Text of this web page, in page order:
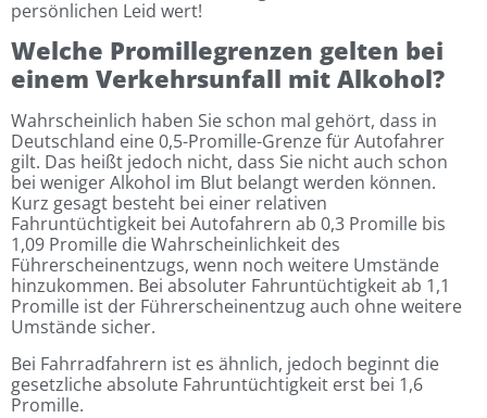
persönlichen Leid wert!
Welche Promillegrenzen gelten bei
einem Verkehrsunfall mit Alkohol?
Wahrscheinlich haben Sie schon mal gehört, dass in
Deutschland eine 0,5-Promille-Grenze für Autofahrer
gilt. Das heißt jedoch nicht, dass Sie nicht auch schon
bei weniger Alkohol im Blut belangt werden können.
Kurz gesagt besteht bei einer relativen
Fahruntüchtigkeit bei Autofahrern ab 0,3 Promille bis
1,09 Promille die Wahrscheinlichkeit des
Führerscheinentzugs, wenn noch weitere Umstände
hinzukommen. Bei absoluter Fahruntüchtigkeit ab 1,1
Promille ist der Führerscheinentzug auch ohne weitere
Umstände sicher.
Bei Fahrradfahrern ist es ähnlich, jedoch beginnt die
gesetzliche absolute Fahruntüchtigkeit erst bei 1,6
Promille.